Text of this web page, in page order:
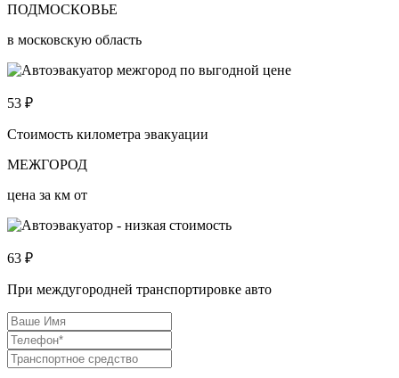
ПОДМОСКОВЬЕ
в московскую область
53 ₽
Стоимость километра эвакуации
МЕЖГОРОД
цена за км от
63 ₽
При междугородней транспортировке авто